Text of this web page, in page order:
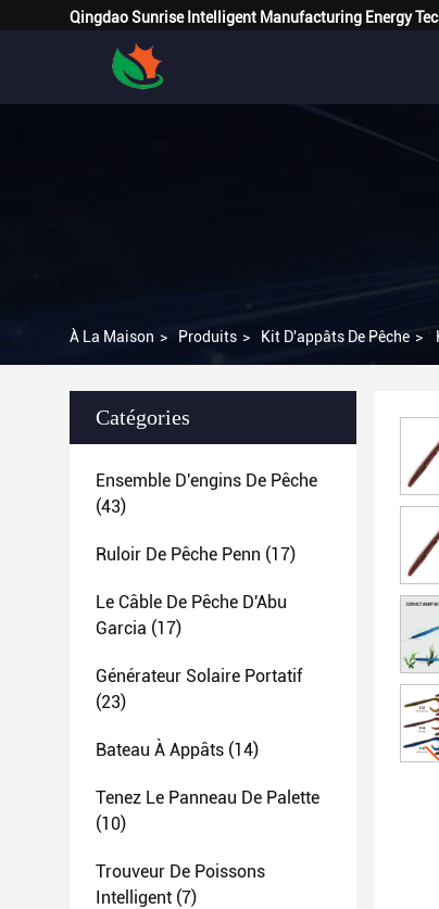
Qingdao Sunrise Intelligent Manufacturing Energy
À La Maison > Produits > Kit D'appâts De Pêche >
Catégories
Ensemble D'engins De Pêche
(43)
Ruloir De Pêche Penn (17)
Le Câble De Pêche D'Abu
Garcia (17)
Générateur Solaire Portatif
(23)
Bateau À Appâts (14)
Tenez Le Panneau De Palette
(10)
Trouveur De Poissons
Intelligent (7)